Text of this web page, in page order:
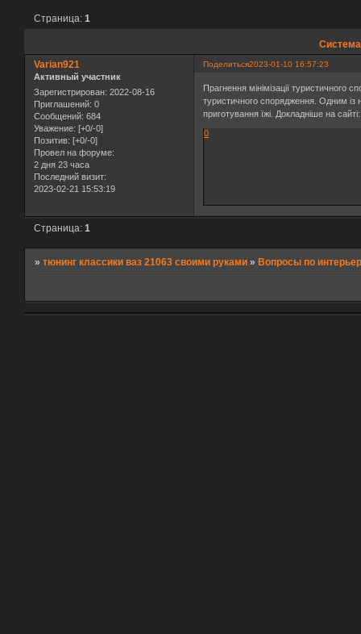
Система
Страница:1
Поделиться2023-01-10 16:57:23
Varian921
Активный участник
Зарегистрирован: 2022-08-16
Приглашений: 0
Сообщений: 684
Уважение: [+0/-0]
Позитив: [+0/-0]
Провел на форуме:
2 дня 23 часа
Последний визит:
2023-02-21 15:53:19
Прагнення мінімізації туристичного
туристичного спорядження. Одним із
приготування їжі. Докладніше на
0
Страница:1
»тюнинг классики ваз 21063 своими руками » Вопросы по